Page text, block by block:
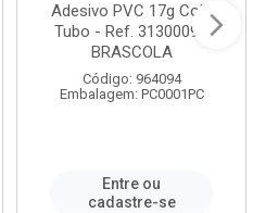
Adesivo PVC 17g Cola
Tubo - Ref. 3130009 -
BRASCOLA
Código: 964094
Embalagem: PC0001PC
Entre ou
cadastre-se